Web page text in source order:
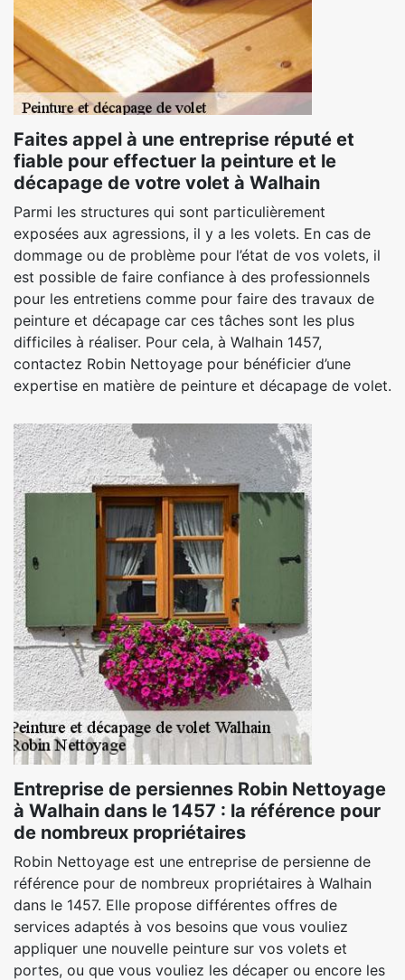
Faites appel à une entreprise réputé et
fiable pour effectuer la peinture et le
décapage de votre volet à Walhain
Parmi les structures qui sont particulièrement
exposées aux agressions, il y a les volets. En cas de
dommage ou de problème pour l’état de vos volets, il
est possible de faire confiance à des professionnels
pour les entretiens comme pour faire des travaux de
peinture et décapage car ces tâches sont les plus
difficiles à réaliser. Pour cela, à Walhain 1457,
contactez Robin Nettoyage pour bénéficier d’une
expertise en matière de peinture et décapage de volet.
Entreprise de persiennes Robin Nettoyage
à Walhain dans le 1457 : la référence pour
de nombreux propriétaires
Robin Nettoyage est une entreprise de persienne de
référence pour de nombreux propriétaires à Walhain
dans le 1457. Elle propose différentes offres de
services adaptés à vos besoins que vous vouliez
appliquer une nouvelle peinture sur vos volets et
portes, ou que vous vouliez les décaper ou encore les